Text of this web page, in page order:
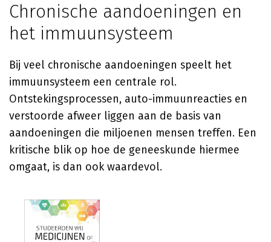
Chronische aandoeningen en
het immuunsysteem
Bij veel chronische aandoeningen speelt het
immuunsysteem een centrale rol.
Ontstekingsprocessen, auto-immuunreacties en
verstoorde afweer liggen aan de basis van
aandoeningen die miljoenen mensen treffen. Een
kritische blik op hoe de geneeskunde hiermee
omgaat, is dan ook waardevol.